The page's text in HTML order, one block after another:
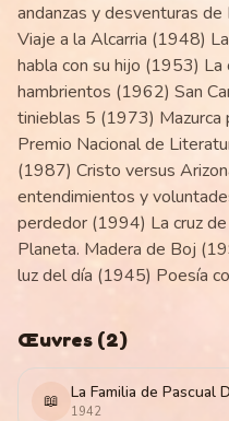
andanzas y desventuras
Viaje a la Alcarria (1948)
habla con su hijo (1953)
hambrientos (1962) San
tinieblas 5 (1973)
Premio Nacional de
(1987) Cristo versus
entendimientos y
perdedor (1994) La cruz
Planeta. Madera de Boj
luz del día (1945) Poesía
Œuvres (2)
📖 La Familia de Pascual
1942